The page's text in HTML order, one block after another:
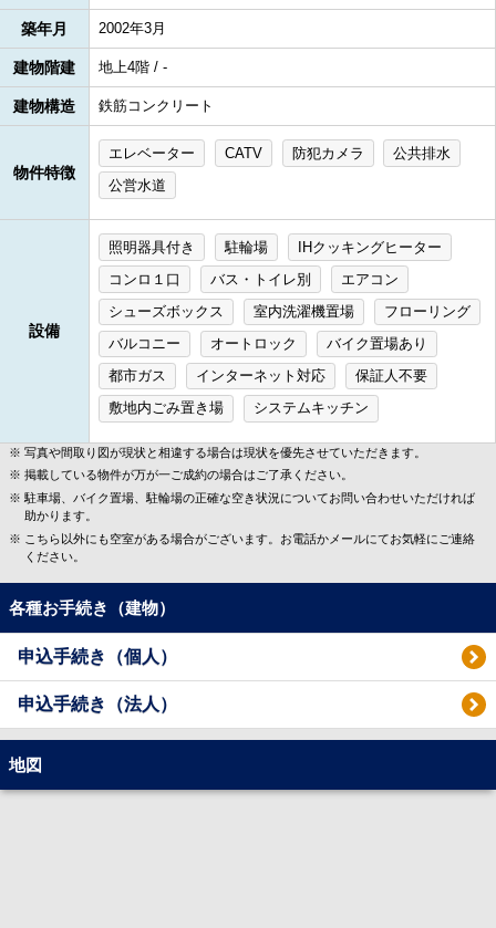
築年月 2002年3月
建物階建 地上4階 / -
建物構造 鉄筋コンクリート
物件特徴
エレベーター CATV 防犯カメラ
公共排水
公営水道
設備
照明器具付き 駐輪場
IHクッキングヒーター
コンロ１口
バス・トイレ別
エアコン
シューズボックス
室内洗濯機置場
フローリング
バルコニー
オートロック
バイク置場あり
都市ガス
インターネット対応
保証人不要
敷地内ごみ置き場
システムキッチン
写真や間取り図が現状と相違する場合は現状を優先させていただきます。
掲載している物件が万が一ご成約の場合はご了承ください。
駐車場、バイク置場、駐輪場の正確な空き状況についてお問い合わせいただければ
助かります。
こちら以外にも空室がある場合がございます。お電話かメールにてお気軽にご連絡
ください。
各種お手続き（建物）
申込手続き（個人）
申込手続き（法人）
地図